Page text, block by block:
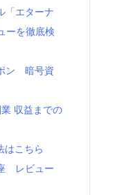
「エターナ
ーを徹底検
ン 暗号資
収益までの
こちら
座 レビュー